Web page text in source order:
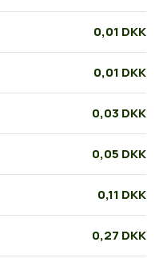
0,01 DKK
0,01 DKK
0,03 DKK
0,05 DKK
0,11 DKK
0,27 DKK